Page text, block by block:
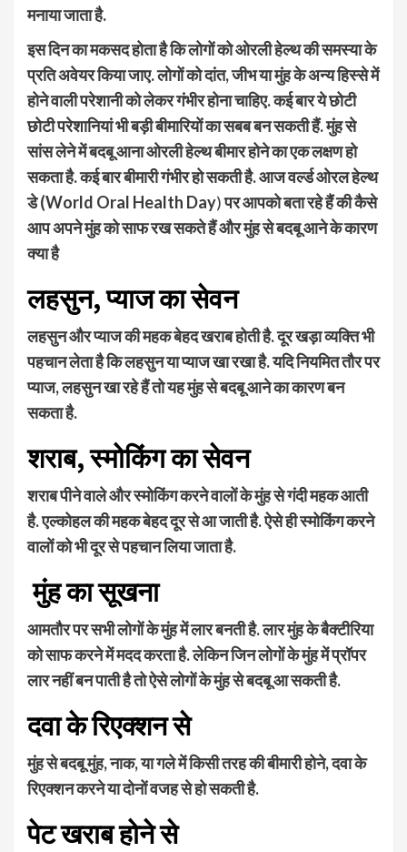
मनाया जाता है.
इस दिन का मकसद होता है कि लोगों को ओरली हेल्थ की समस्या के
प्रति अवेयर किया जाए. लोगों को दांत, जीभ या मुंह के अन्य हिस्से में
होने वाली परेशानी को लेकर गंभीर होना चाहिए. कई बार ये छोटी
छोटी परेशानियां भी बड़ी बीमारियों का सबब बन सकती हैं. मुंह से
सांस लेने में बदबू आना ओरली हेल्थ बीमार होने का एक लक्षण हो
सकता है. कई बार बीमारी गंभीर हो सकती है. आज वर्ल्ड ओरल हेल्थ
डे (World Oral Health Day)पर आपको बता रहे हैं की कैसे
आप अपने मुंह को साफ रख सकते हैं और मुंह से बदबू आने के कारण
क्या है
लहसुन,प्याज का सेवन
लहसुन और प्याज की महक बेहद खराब होती है. दूर खड़ा व्यक्ति भी
पहचान लेता है कि लहसुन या प्याज खा रखा है. यदि नियमित तौर पर
प्याज,लहसुन खा रहे हैं तो यह मुंह से बदबू आने का कारण बन
सकता है.
शराब,स्मोकिंग का सेवन
शराब पीने वाले और स्मोकिंग करने वालों के मुंह से गंदी महक आती
है. एल्कोहल की महक बेहद दूर से आ जाती है. ऐसे ही स्मोकिंग करने
वालों को भी दूर से पहचान लिया जाता है.
मुंह का सूखना
आमतौर पर सभी लोगों के मुंह में लार बनती है. लार मुंह के बैक्टीरिया
को साफ करने में मदद करता है. लेकिन जिन लोगोंके मुंह में प्रॉपर
लार नहीं बन पाती है तो ऐसे लोगों के मुंह से बदबू आ सकती है.
दवा के रिएक्शन से
मुंह से बदबू मुंह,नाक,या गले में किसी तरह की बीमारी होने,दवा के
रिएक्शन करने या दोनों वजह से हो सकती है.
पेट खराब होने से